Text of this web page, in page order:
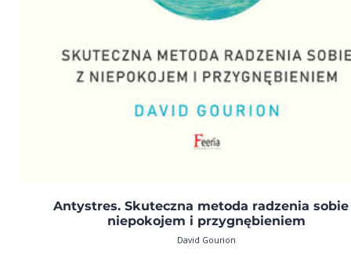
Antystres. Skuteczna metoda radzenia sobie
niepokojem i przygnębieniem
David Gourion